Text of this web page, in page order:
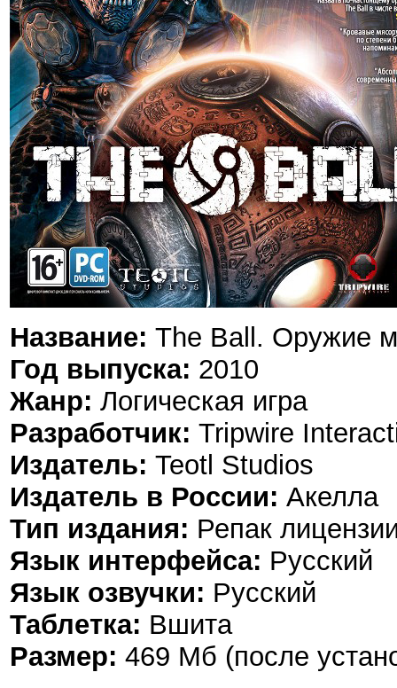
Название: The Ball. Оружие
Год выпуска: 2010
Жанр: Логическая игра
Разработчик: Tripwire
Издатель: Teotl Studios
Издатель в России: Акелла
Тип издания: Репак
Язык интерфейса: Русский
Язык озвучки: Русский
Таблетка: Вшита
Размер: 469 Мб (после